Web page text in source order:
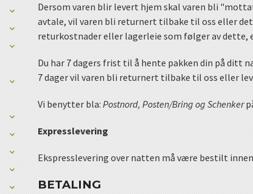
Dersom varen blir levert hjem skal varen bli
avtale, vil varen bli returnert tilbake til oss eller
returkostnader eller lagerleie som følger av
Du har 7 dagers frist til å hente pakken din på
7 dager vil varen bli returnert tilbake til oss eller
Vi benytter bla:Postnord, Posten/Bring og Schenker
Expresslevering
Ekspresslevering over natten må være bestilt
BETALING